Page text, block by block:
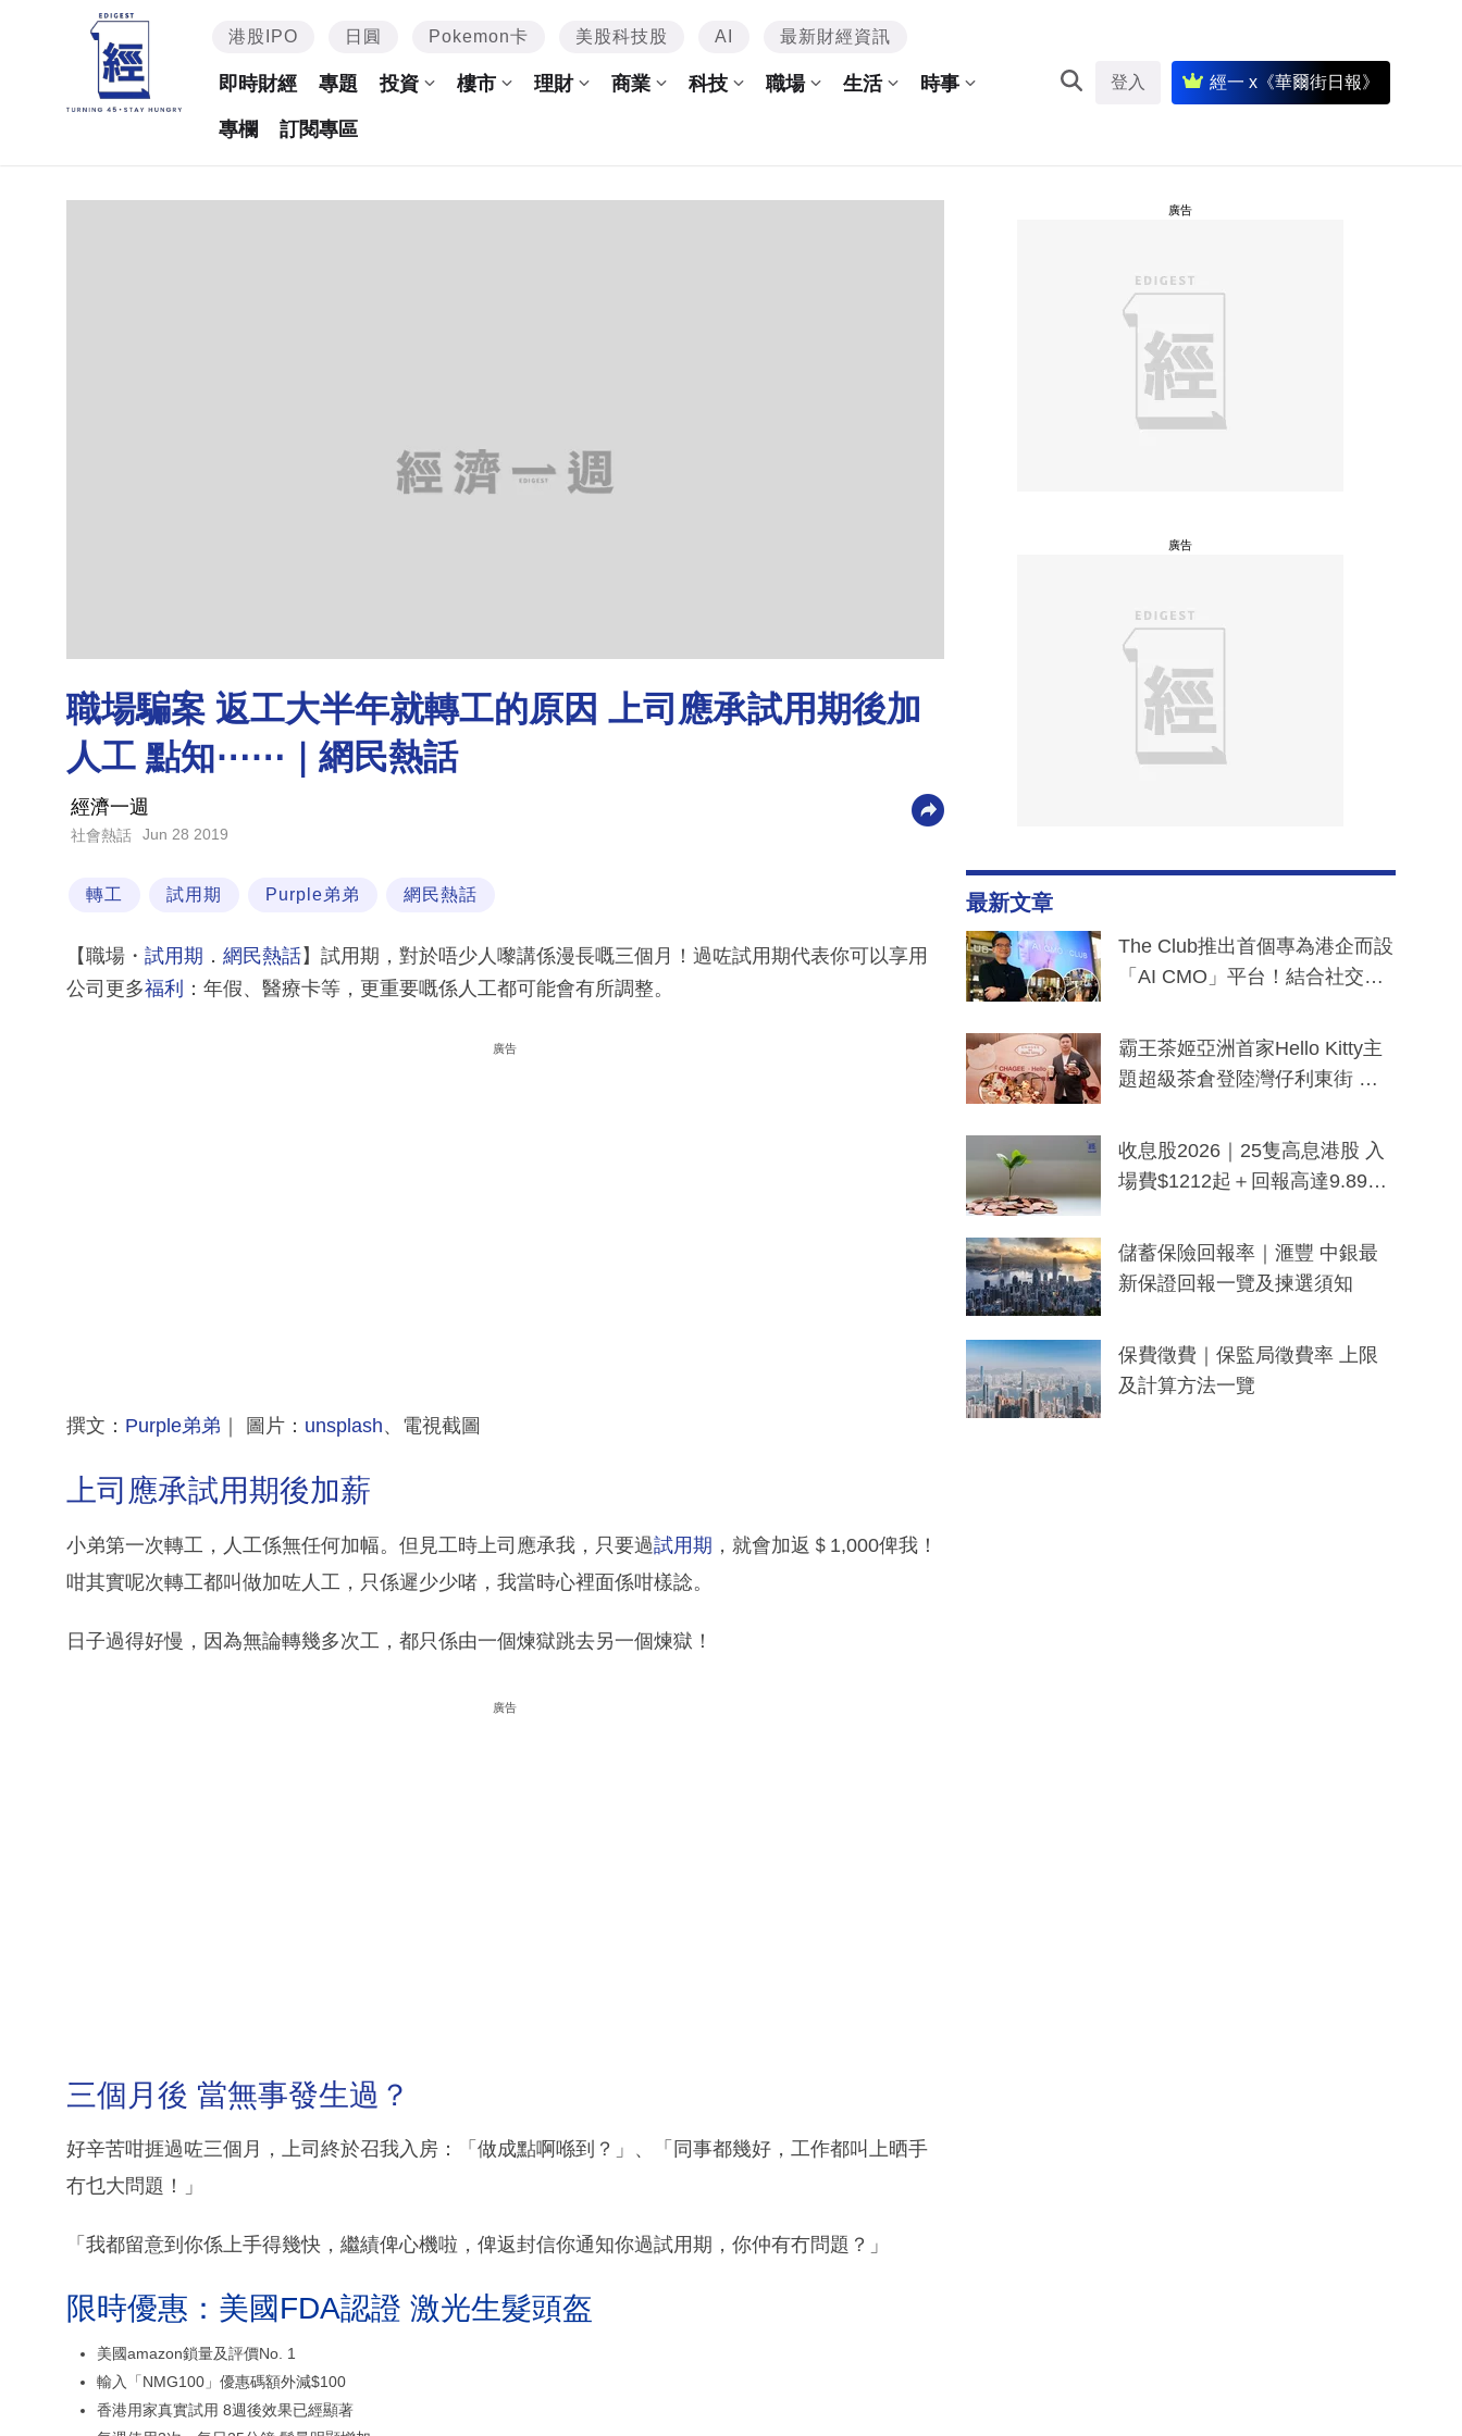
港股IPO 日圓 Pokemon卡 美股科技股 AI 最新財經資訊
即時財經 專題 投資 樓市 理財 商業 科技 職場 生活 時事
專欄 訂閱專區
登入 經一 x《華爾街日報》
職場騙案 返工大半年就轉工的原因 上司應承試用期後加
人工 點知⋯⋯｜網民熱話
經濟一週
社會熱話 Jun 28 2019
轉工 試用期 Purple弟弟 網民熱話
【職場・ 試用期 ． 網民熱話】試用期，對於唔少人嚟講係漫長嘅三個月！過咗試用期代表你可以享用
公司更多福利 ：年假、醫療卡等，更重要嘅係人工都可能會有所調整。
廣告
撰文： Purple弟弟 ｜ 圖片： unsplash、電視截圖
上司應承試用期後加薪
小弟第一次轉工，人工係無任何加幅。但見工時上司應承我，只要過試用期 ，就會加返＄1,000俾我！
咁其實呢次轉工都叫做加咗人工，只係遲少少啫，我當時心裡面係咁樣諗。
日子過得好慢，因為無論轉幾多次工，都只係由一個煉獄跳去另一個煉獄！
廣告
三個月後 當無事發生過？
好辛苦咁捱過咗三個月，上司終於召我入房：「做成點啊喺到？」、「同事都幾好，工作都叫上晒手
冇乜大問題！」
「我都留意到你係上手得幾快，繼績俾心機啦，俾返封信你通知你過試用期，你仲有冇問題？」
限時優惠：美國FDA認證 激光生髮頭盔
美國amazon鎖量及評價No. 1
輸入「NMG100」優惠碼額外減$100
香港用家真實試用 8週後效果已經顯著
廣告
廣告
最新文章
The Club推出首個專為港企而設
「AI CMO」平台！結合社交聆
分鐘生成「貼地」宣傳短片
霸王茶姬亞洲首家Hello Kitty主
題超級茶倉登陸灣仔利東街 推
y及香港限定特調系列
收息股2026｜25隻高息港股 入
場費$1212起＋回報高達9.89
儲蓄保險回報率｜滙豐 中銀最
新保證回報一覽及揀選須知
保費徵費｜保監局徵費率 上限
及計算方法一覽